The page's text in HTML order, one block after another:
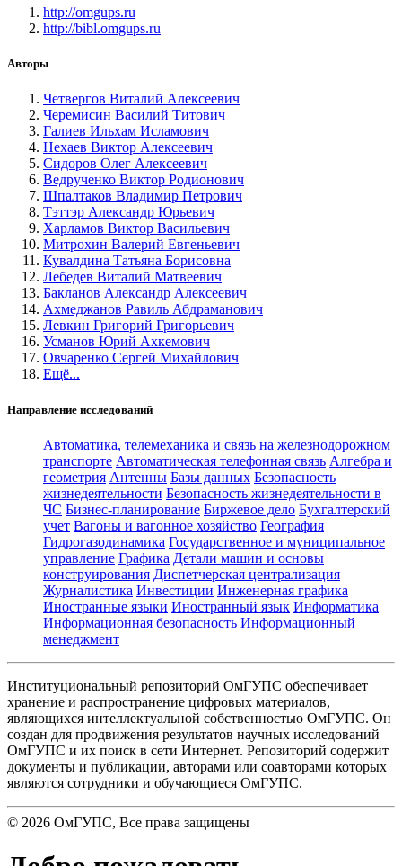
http://omgups.ru
http://bibl.omgups.ru
Авторы
Четвергов Виталий Алексеевич
Черемисин Василий Титович
Галиев Ильхам Исламович
Нехаев Виктор Алексеевич
Сидоров Олег Алексеевич
Ведрученко Виктор Родионович
Шпалтаков Владимир Петрович
Тэттэр Александр Юрьевич
Харламов Виктор Васильевич
Митрохин Валерий Евгеньевич
Кувалдина Татьяна Борисовна
Лебедев Виталий Матвеевич
Бакланов Александр Алексеевич
Ахмеджанов Равиль Абдраманович
Левкин Григорий Григорьевич
Усманов Юрий Ахкемович
Овчаренко Сергей Михайлович
Ещё...
Направление исследований
Автоматика, телемеханика и связь на железнодорожном
транспорте Автоматическая телефонная связь Алгебра и
геометрия Антенны Базы данных Безопасность
жизнедеятельности Безопасность жизнедеятельности в
ЧС Бизнес-планирование Биржевое дело Бухгалтерский
учет Вагоны и вагонное хозяйство География
Гидрогазодинамика Государственное и муниципальное
управление Графика Детали машин и основы
конструирования Диспетчерская централизация
Журналистика Инвестиции Инженерная графика
Иностранные языки Иностранный язык Информатика
Информационная безопасность Информационный
менеджмент
Институциональный репозиторий ОмГУПС обеспечивает
хранение и распространение цифровых материалов,
являющихся интеллектуальной собственностью ОмГУПС. Он
создан для продвижения результатов научных исследований
ОмГУПС и их поиск в сети Интернет. Репозиторий содержит
документы и публикации, авторами или соавторами которых
являются сотрудники и обучающиеся ОмГУПС.
© 2026 ОмГУПС, Все права защищены